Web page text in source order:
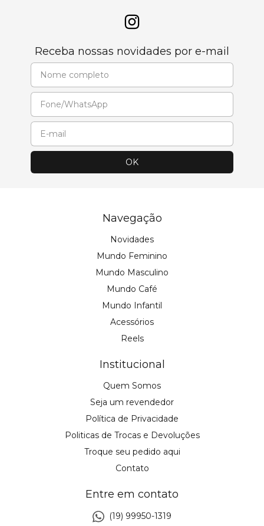
Receba nossas novidades por e-mail
Navegação
Novidades
Mundo Feminino
Mundo Masculino
Mundo Café
Mundo Infantil
Acessórios
Reels
Institucional
Quem Somos
Seja um revendedor
Política de Privacidade
Politicas de Trocas e Devoluções
Troque seu pedido aqui
Contato
Entre em contato
(19) 99950-1319